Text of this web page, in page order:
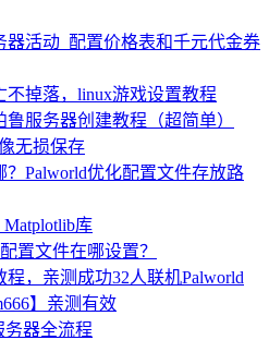
器活动_配置价格表和千元代金券
掉落，linux游戏设置教程
服务器创建教程（超简单）
无损保存
Palworld优化配置文件存放路
库
置文件在哪设置？
，亲测成功32人联机Palworld
】亲测有效
务器全流程